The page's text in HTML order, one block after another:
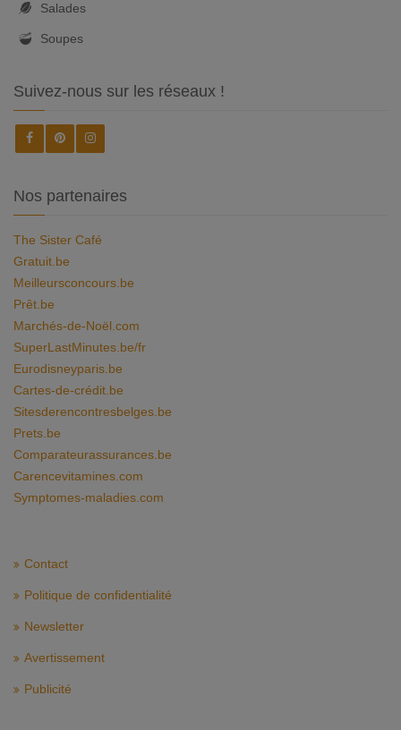
Salades
Soupes
Suivez-nous sur les réseaux !
Nos partenaires
The Sister Café
Gratuit.be
Meilleursconcours.be
Prêt.be
Marchés-de-Noël.com
SuperLastMinutes.be/fr
Eurodisneyparis.be
Cartes-de-crédit.be
Sitesderencontresbelges.be
Prets.be
Comparateurassurances.be
Carencevitamines.com
Symptomes-maladies.com
Contact
Politique de confidentialité
Newsletter
Avertissement
Publicité